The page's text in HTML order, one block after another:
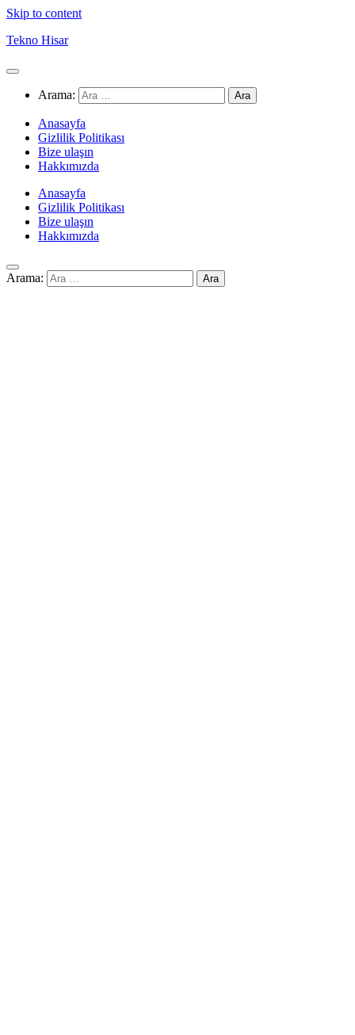
Skip to content
Tekno Hisar
Arama:
Anasayfa
Gizlilik Politikası
Bize ulaşın
Hakkımızda
Anasayfa
Gizlilik Politikası
Bize ulaşın
Hakkımızda
Arama: